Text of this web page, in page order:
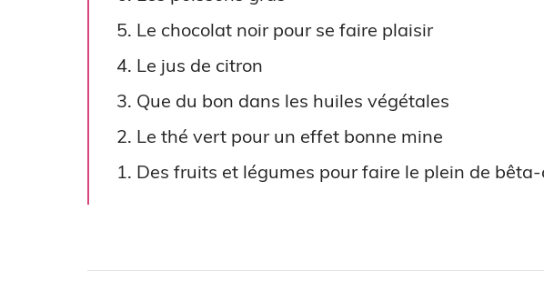
5. Le chocolat noir pour se faire plaisir
4. Le jus de citron
3. Que du bon dans les huiles végétales
2. Le thé vert pour un effet bonne mine
1. Des fruits et légumes pour faire le plein de